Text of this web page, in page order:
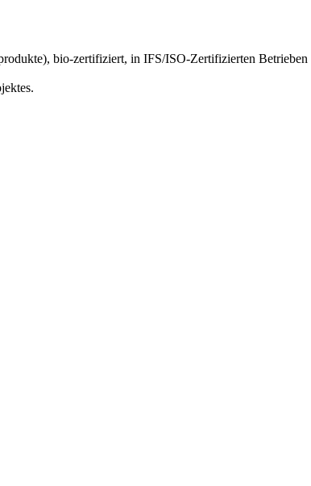
bio-zertifiziert, in IFS/ISO-Zertifizierten Betrieben